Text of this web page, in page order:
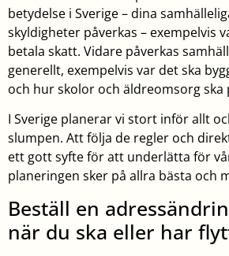
betydelse i Sverige – dina
skyldigheter påverkas – exempelvis
betala skatt. Vidare påverkas
generellt, exempelvis var det ska
och hur skolor och äldreomsorg ska
I Sverige planerar vi stort inför allt
slumpen. Att följa de regler och
ett gott syfte för att underlätta för
planeringen sker på allra bästa och
Beställ en
när du ska eller har